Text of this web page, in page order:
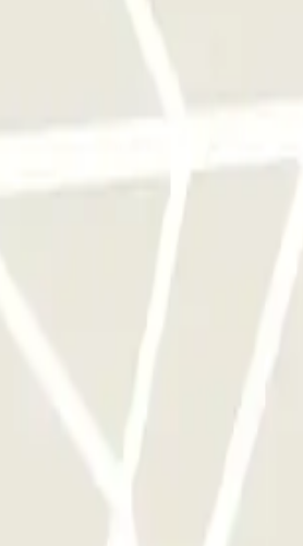
vez.
deste operador disponível em Parclick.
que quiser.